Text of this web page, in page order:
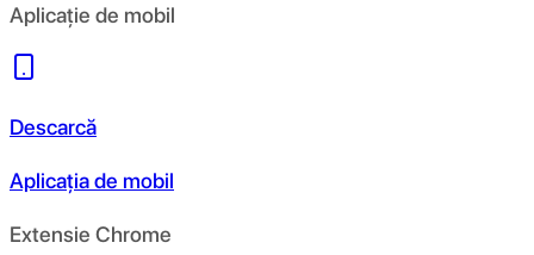
Aplicație de mobil
Descarcă
Aplicația de mobil
Extensie Chrome